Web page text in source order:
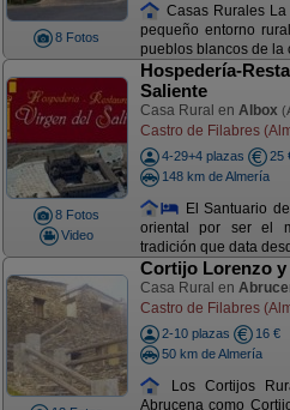
8 Fotos
Casas Rurales
pequeño entorno
pueblos blancos de la
8 Fotos
Video
Hospedería-
Saliente
Casa Rural en Albox
Castro de Filabres
4-29+4 plazas
25
148 km de Almería
El Santuario
oriental por ser el
tradición que data
Cortijo Lorenzo y
Casa Rural en
Castro de Filabres
2-10 plazas
16 €
50 km de Almería
Los Cortijos
Abrucena como